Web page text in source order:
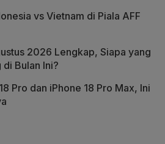
vs Vietnam di Piala AFF
2026 Lengkap, Siapa yang
Bulan Ini?
Pro dan iPhone 18 Pro Max, Ini